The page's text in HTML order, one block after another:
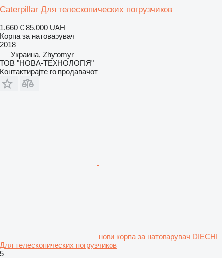
Caterpillar Для телескопических погрузчиков
1.660 € 85.000 UAH
Корпа за натоварувач
2018
Украина, Zhytomyr
ТОВ "НОВА-ТЕХНОЛОГІЯ"
Контактирајте го продавачот
нови корпа за натоварувач DIECHI
Для телескопических погрузчиков
5